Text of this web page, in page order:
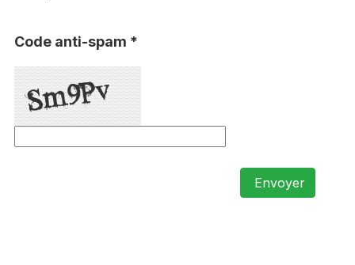
Code anti-spam *
Envoyer